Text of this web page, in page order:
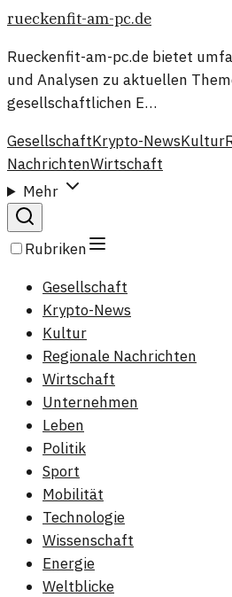
rueckenfit-am-pc.de
Rueckenfit-am-pc.de bietet
und Analysen zu aktuellen
gesellschaftlichen E…
GesellschaftKrypto-NewsKultur
NachrichtenWirtschaft
Mehr
Rubriken
Gesellschaft
Krypto-News
Kultur
Regionale Nachrichten
Wirtschaft
Unternehmen
Leben
Politik
Sport
Mobilität
Technologie
Wissenschaft
Energie
Weltblicke